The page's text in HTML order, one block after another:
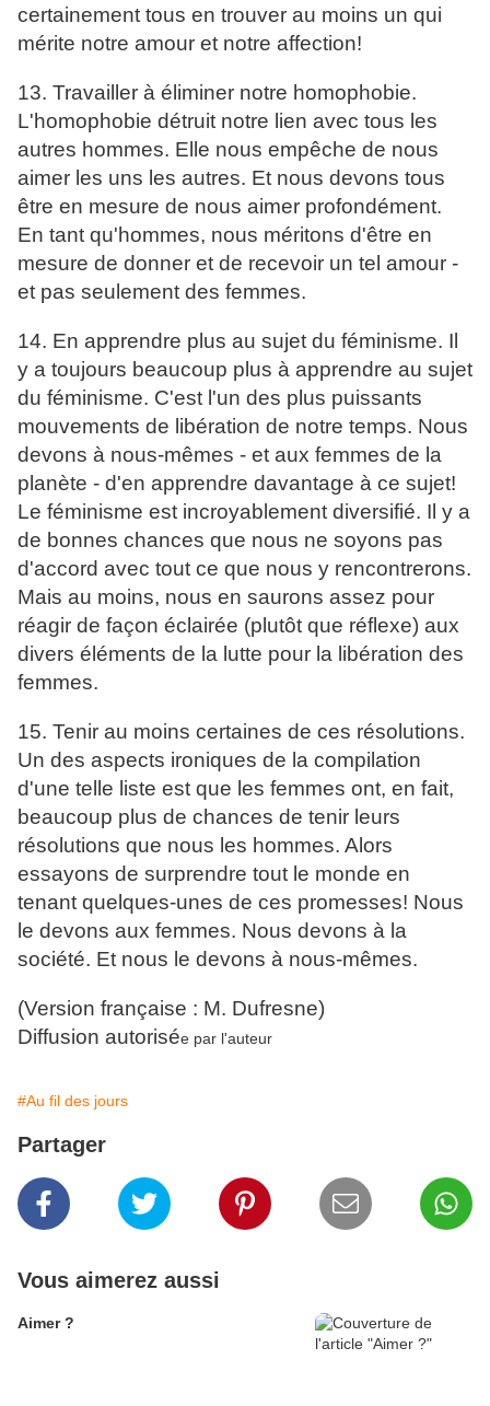
certainement tous en trouver au moins un qui
mérite notre amour et notre affection!
13. Travailler à éliminer notre homophobie.
L'homophobie détruit notre lien avec tous les
autres hommes. Elle nous empêche de nous
aimer les uns les autres. Et nous devons tous
être en mesure de nous aimer profondément.
En tant qu'hommes, nous méritons d'être en
mesure de donner et de recevoir un tel amour -
et pas seulement des femmes.
14. En apprendre plus au sujet du féminisme. Il
y a toujours beaucoup plus à apprendre au sujet
du féminisme. C'est l'un des plus puissants
mouvements de libération de notre temps. Nous
devons à nous-mêmes - et aux femmes de la
planète - d'en apprendre davantage à ce sujet!
Le féminisme est incroyablement diversifié. Il y a
de bonnes chances que nous ne soyons pas
d'accord avec tout ce que nous y rencontrerons.
Mais au moins, nous en saurons assez pour
réagir de façon éclairée (plutôt que réflexe) aux
divers éléments de la lutte pour la libération des
femmes.
15. Tenir au moins certaines de ces résolutions.
Un des aspects ironiques de la compilation
d'une telle liste est que les femmes ont, en fait,
beaucoup plus de chances de tenir leurs
résolutions que nous les hommes. Alors
essayons de surprendre tout le monde en
tenant quelques-unes de ces promesses! Nous
le devons aux femmes. Nous devons à la
société. Et nous le devons à nous-mêmes.
(Version française : M. Dufresne)
Diffusion autorisée par l'auteur
#Au fil des jours
Partager
Vous aimerez aussi
Aimer ?